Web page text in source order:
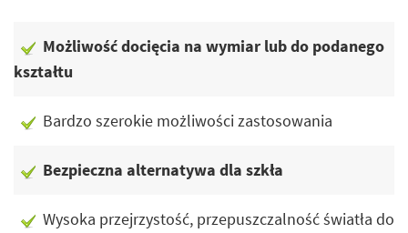
Możliwość docięcia na wymiar lub do podanego
kształtu
Bardzo szerokie możliwości zastosowania
Bezpieczna alternatywa dla szkła
Wysoka przejrzystość, przepuszczalność światła do